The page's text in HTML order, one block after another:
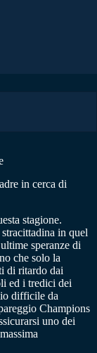
in cerca di
stagione.
in quel
speranze di
che solo la
di ritardo dai
ed i tredici dei
difficile da
Champions
uno dei